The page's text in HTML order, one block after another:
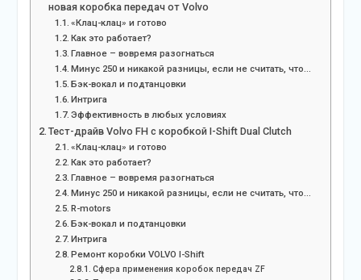
новая коробка передач от Volvo
«Клац-клац» и готово
Как это работает?
Главное – вовремя разогнаться
Минус 250 и никакой разницы, если не считать, что…
Бэк-вокал и подтанцовки
Интрига
Эффективность в любых условиях
Тест-драйв Volvo FH с коробкой I-Shift Dual Clutch
«Клац-клац» и готово
Как это работает?
Главное – вовремя разогнаться
Минус 250 и никакой разницы, если не считать, что…
R-motors
Бэк-вокал и подтанцовки
Интрига
Ремонт коробки VOLVO I-Shift
Сфера применения коробок передач ZF